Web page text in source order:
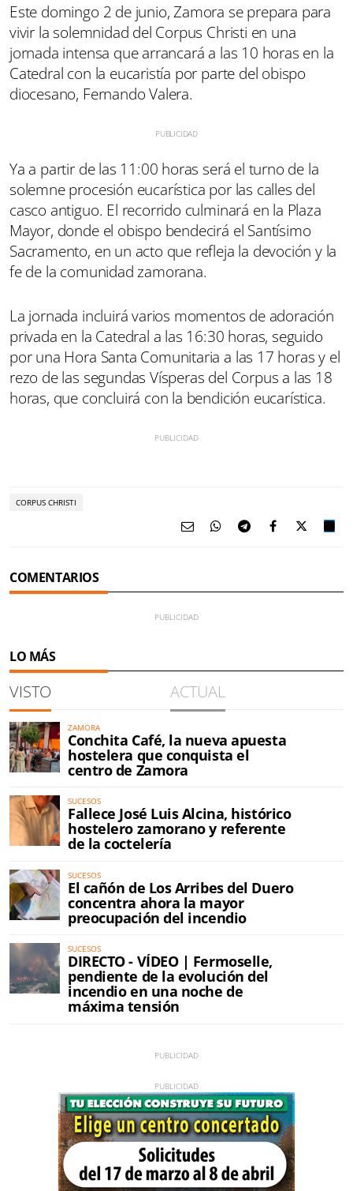
Este domingo 2 de junio, Zamora se prepara para
vivir la solemnidad del Corpus Christi en una
jornada intensa que arrancará a las 10 horas en la
Catedral con la eucaristía por parte del obispo
diocesano, Fernando Valera.
Ya a partir de las 11:00 horas será el turno de la
solemne procesión eucarística por las calles del
casco antiguo. El recorrido culminará en la Plaza
Mayor, donde el obispo bendecirá el Santísimo
Sacramento, en un acto que refleja la devoción y la
fe de la comunidad zamorana.
La jornada incluirá varios momentos de adoración
privada en la Catedral a las 16:30 horas, seguido
por una Hora Santa Comunitaria a las 17 horas y el
rezo de las segundas Vísperas del Corpus a las 18
horas, que concluirá con la bendición eucarística.
CORPUS CHRISTI
COMENTARIOS
LO MÁS
VISTO ACTUAL
ZAMORA
Conchita Café, la nueva apuesta
hostelera que conquista el
centro de Zamora
SUCESOS
Fallece José Luis Alcina, histórico
hostelero zamorano y referente
de la coctelería
SUCESOS
El cañón de Los Arribes del Duero
concentra ahora la mayor
preocupación del incendio
SUCESOS
DIRECTO - VÍDEO | Fermoselle,
pendiente de la evolución del
incendio en una noche de
máxima tensión